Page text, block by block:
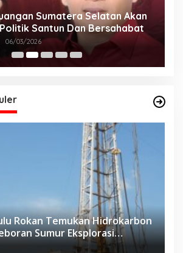
Sumatera Selatan Akan
Santun Dan Bersahabat
06/03/2026
Rokan Temukan Hidrokarbon
Sumur Eksplorasi
(AVO)-001